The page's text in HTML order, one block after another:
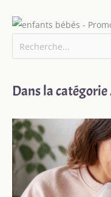
Dans la catégorie